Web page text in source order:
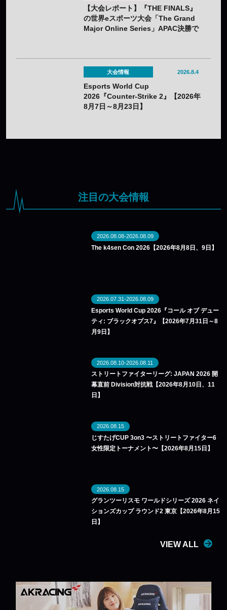
【大会レポート】『THE FINALS』
の世界eスポーツ大会「The Grand
Major Online Series」APAC決勝で
大会情報 2026.8.4
Esports World Cup
2026『Counter-Strike 2』【2026年
8月7日～8月23日】
注目の大会情報
2026.08.08-2026.08.09
The k4sen Con 2026【2026年8月8日、9日】
2026.07.31-2026.08.09
Esports World Cup 2026『コール オブ デュー
ティ: ブラックオプス7』【2026年7月31日～8
月9日】
2026.08.10-2026.08.11
ストリートファイターリーグ: JAPAN 2026 開
幕直前 Division対抗戦【2026年8月10日、11
日】
2026.08.15
じすたげCUP 3on3 〜ストリートファイター6
女性限定トーナメント〜【2026年8月15日】
2026.08.15
グランツーリスモ ワールドシリーズ 2026 ネイ
ションズカップ ラウンド2 東京【2026年8月15
日】
VIEW ALL